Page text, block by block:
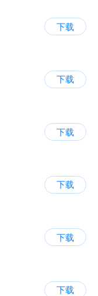
下载
下载
下载
下载
下载
下载